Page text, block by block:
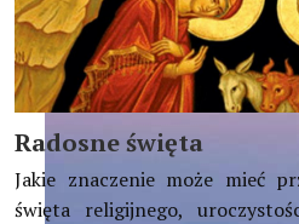
Radosne święta
Jakie znaczenie może mieć
święta religijnego,